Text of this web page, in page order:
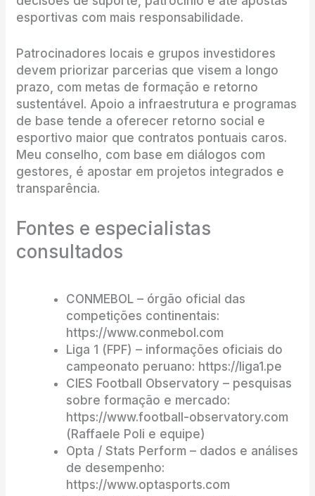
esportivas com mais responsabilidade.
Patrocinadores locais e grupos investidores
devem priorizar parcerias que visem a longo
prazo, com metas de formação e retorno
sustentável. Apoio a infraestrutura e programas
de base tende a oferecer retorno social e
esportivo maior que contratos pontuais caros.
Meu conselho, com base em diálogos com
gestores, é apostar em projetos integrados e
transparência.
Fontes e especialistas
consultados
CONMEBOL – órgão oficial das
competições continentais:
https://www.conmebol.com
Liga 1 (FPF) – informações oficiais do
campeonato peruano: https://liga1.pe
CIES Football Observatory – pesquisas
sobre formação e mercado:
https://www.football-observatory.com
(Raffaele Poli e equipe)
Opta / Stats Perform – dados e análises
de desempenho:
https://www.optasports.com